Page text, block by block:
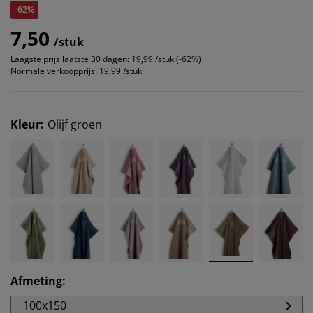
-62%
7,50 /stuk
Laagste prijs laatste 30 dagen: 19,99 /stuk (-62%)
Normale verkoopprijs: 19,99 /stuk
Kleur: Olijf groen
Afmeting:
100x150